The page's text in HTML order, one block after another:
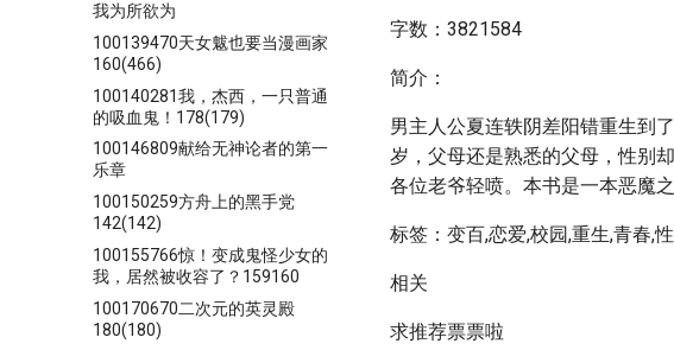
我为所欲为
100139470天女魃也要当漫画家
160(466)
100140281我，杰西，一只普通
的吸血鬼！178(179)
100146809献给无神论者的第一
乐章
100150259方舟上的黑手党
142(142)
100155766惊！变成鬼怪少女的
我，居然被收容了？159160
100170670二次元的英灵殿
180(180)
字数：3821584
简介：
男主人公夏连轶阴差阳错重生到
岁，父母还是熟悉的父母，性别
各位老爷轻喷。本书是一本恶魔
标签：变百,恋爱,校园,重生,青春,
相关
求推荐票票啦